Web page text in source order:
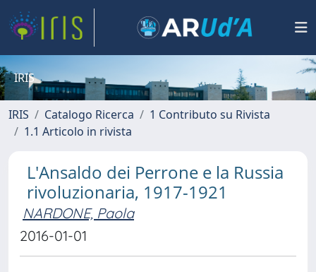
IRIS
IRIS Catalogo Ricerca
1 Contributo su Rivista
1.1 Articolo in rivista
L'Ansaldo dei Perrone e la Russia
rivoluzionaria, 1917-1921
NARDONE, Paola
2016-01-01